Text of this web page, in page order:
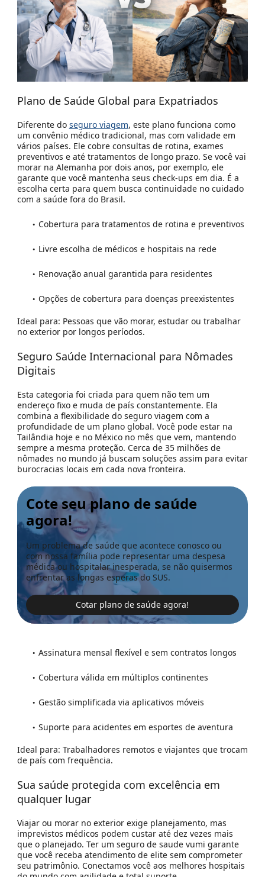
Plano de Saúde Global para Expatriados
Diferente do seguro viagem, este plano funciona como
um convênio médico tradicional, mas com validade em
vários países. Ele cobre consultas de rotina, exames
preventivos e até tratamentos de longo prazo. Se você vai
morar na Alemanha por dois anos, por exemplo, ele
garante que você mantenha seus check-ups em dia. É a
escolha certa para quem busca continuidade no cuidado
com a saúde fora do Brasil.
Cobertura para tratamentos de rotina e preventivos
Livre escolha de médicos e hospitais na rede
Renovação anual garantida para residentes
Opções de cobertura para doenças preexistentes
Ideal para: Pessoas que vão morar, estudar ou trabalhar
no exterior por longos períodos.
Seguro Saúde Internacional para Nômades
Digitais
Esta categoria foi criada para quem não tem um
endereço fixo e muda de país constantemente. Ela
combina a flexibilidade do seguro viagem com a
profundidade de um plano global. Você pode estar na
Tailândia hoje e no México no mês que vem, mantendo
sempre a mesma proteção. Cerca de 35 milhões de
nômades no mundo já buscam soluções assim para evitar
burocracias locais em cada nova fronteira.
Cote seu plano de saúde
agora!
Um problema de saúde que acontece conosco ou
com nossa família pode representar uma despesa
médica ou hospitalar inesperada, se não quisermos
enfrentar as longas esperas do SUS.
Cotar plano de saúde agora!
Assinatura mensal flexível e sem contratos longos
Cobertura válida em múltiplos continentes
Gestão simplificada via aplicativos móveis
Suporte para acidentes em esportes de aventura
Ideal para: Trabalhadores remotos e viajantes que trocam
de país com frequência.
Sua saúde protegida com excelência em
qualquer lugar
Viajar ou morar no exterior exige planejamento, mas
imprevistos médicos podem custar até dez vezes mais
que o planejado. Ter um seguro de saude vumi garante
que você receba atendimento de elite sem comprometer
seu patrimônio. Conectamos você aos melhores hospitais